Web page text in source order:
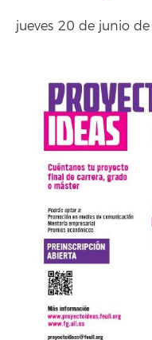
jueves 20 de junio